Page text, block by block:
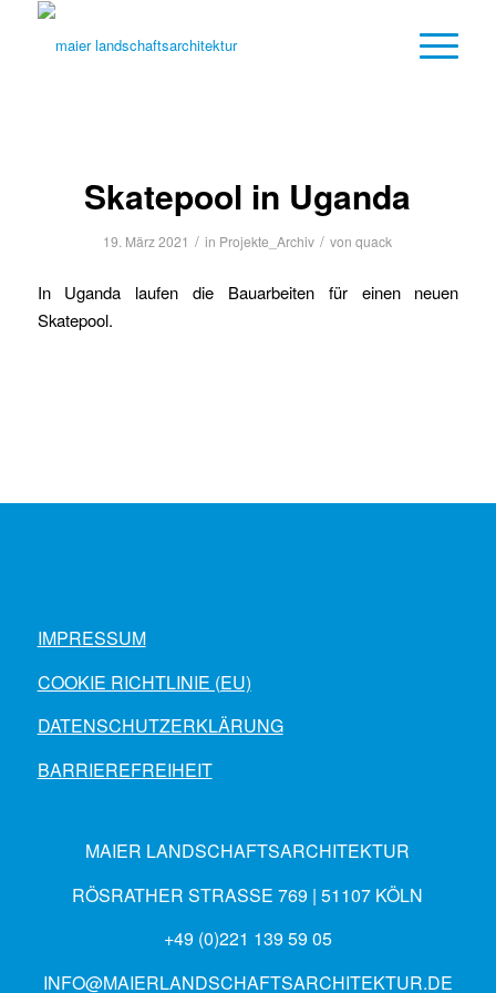
Skatepool in Uganda
19. März 2021 / in Projekte_Archiv / vonquack
In Uganda laufen die Bauarbeiten für einen neuen
Skatepool.
IMPRESSUM
COOKIE RICHTLINIE (EU)
DATENSCHUTZERKLÄRUNG
BARRIEREFREIHEIT
MAIER LANDSCHAFTSARCHITEKTUR
RÖSRATHER STRASSE 769 | 51107 KÖLN
+49 (0)221 139 59 05
INFO@MAIERLANDSCHAFTSARCHITEKTUR.DE